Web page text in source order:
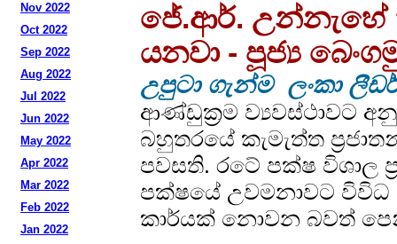
Nov 2022
Oct 2022
Sep 2022
Aug 2022
Jul 2022
Jun 2022
May 2022
Apr 2022
Mar 2022
Feb 2022
Jan 2022
ජේ.ආර්. උන්නැහේ
යනවා - පූජ්‍ය
උපුටා ගැන්ම ලංකා
ආණ්ඩුක්‍රම ව්‍යවස්ථාවට
බහුතරයේ කැමැත්ත
පවසති. රටේ පක්ෂ විශාල
පක්ෂයේ උවමනාවට
කාර්යක් නොවන බවත්